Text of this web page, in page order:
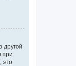
другой
при
это